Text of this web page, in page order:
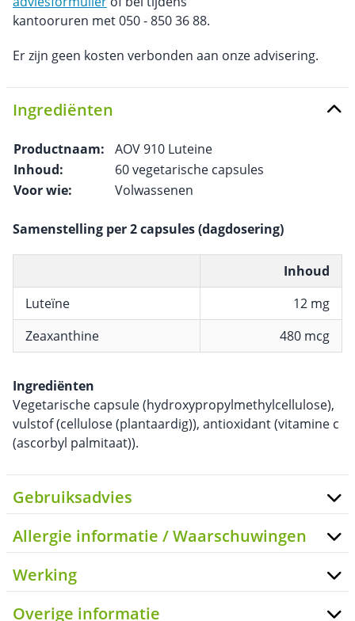
kantooruren met 050 - 850 36 88.
Er zijn geen kosten verbonden aan onze advisering.
Ingrediënten
Productnaam:
AOV 910 Luteine
Inhoud:
60 vegetarische capsules
Voor wie:
Volwassenen
Samenstelling per 2 capsules (dagdosering)
Inhoud
Luteïne
12 mg
Zeaxanthine
480 mcg
Ingrediënten
Vegetarische capsule (hydroxypropylmethylcellulose),
vulstof (cellulose (plantaardig)), antioxidant (vitamine c
(ascorbyl palmitaat)).
Gebruiksadvies
Allergie informatie / Waarschuwingen
Werking
Overige informatie